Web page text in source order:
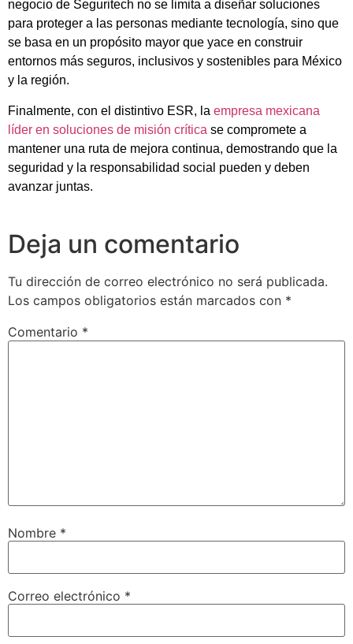
negocio de Seguritech no se limita a diseñar soluciones
para proteger a las personas mediante tecnología, sino que
se basa en un propósito mayor que yace en construir
entornos más seguros, inclusivos y sostenibles para México
y la región.
Finalmente, con el distintivo ESR, la empresa mexicana
líder en soluciones de misión crítica se compromete a
mantener una ruta de mejora continua, demostrando que la
seguridad y la responsabilidad social pueden y deben
avanzar juntas.
Deja un comentario
Tu dirección de correo electrónico no será publicada.
Los campos obligatorios están marcados con *
Comentario *
Nombre *
Correo electrónico *